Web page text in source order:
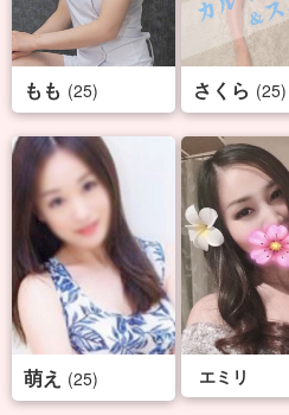
もも (25) さくら (25)
萌え (25) エミリ